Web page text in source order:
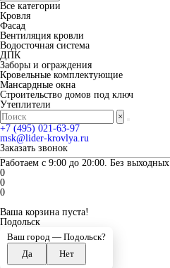
Все категории
Кровля
Фасад
Вентиляция кровли
Водосточная система
ДПК
Заборы и ограждения
Кровельные комплектующие
Мансардные окна
Строительство домов под ключ
Утеплители
×
+7 (495) 021-63-97
msk@lider-krovlya.ru
Заказать звонок
Работаем с 9:00 до 20:00. Без выходных
0
0
0
Ваша корзина пуста!
Подольск
Ваш город — Подольск?